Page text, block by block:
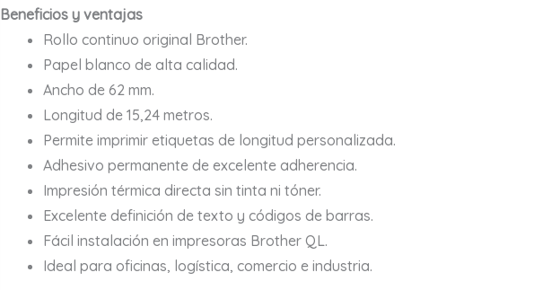
Beneficios y ventajas
Rollo continuo original Brother.
Papel blanco de alta calidad.
Ancho de 62 mm.
Longitud de 15,24 metros.
Permite imprimir etiquetas de longitud personalizada.
Adhesivo permanente de excelente adherencia.
Impresión térmica directa sin tinta ni tóner.
Excelente definición de texto y códigos de barras.
Fácil instalación en impresoras Brother QL.
Ideal para oficinas, logística, comercio e industria.